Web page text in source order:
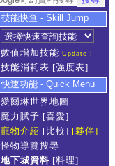
技能快查 - Skill Jump
數值增加技能 Update !
技能消耗表 [強度表]
快速功能 - Quick Menu
愛爾琳世界地圖
魔力賦予 [喜愛]
寵物介紹 [比較] [夥伴]
怪物導覽搜尋
地下城資料 [料理]